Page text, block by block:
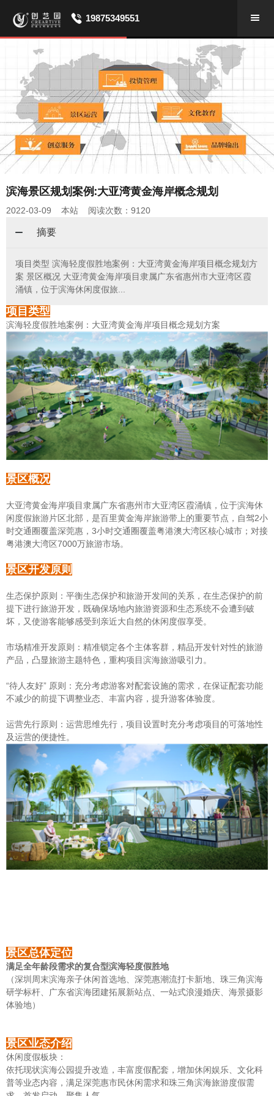
19875349551
滨海景区规划案例:大亚湾黄金海岸概念规划
2022-03-09 本站 阅读次数：9120
摘要
项目类型 滨海轻度假胜地案例：大亚湾黄金海岸项目概念规划方
案 景区概况 大亚湾黄金海岸项目隶属广东省惠州市大亚湾区霞
涌镇，位于滨海休闲度假旅...
项目类型
滨海轻度假胜地案例：大亚湾黄金海岸项目概念规划方案
景区概况
大亚湾黄金海岸项目隶属广东省惠州市大亚湾区霞涌镇，位于滨海休
闲度假旅游片区北部，是百里黄金海岸旅游带上的重要节点，自驾2小
时交通圈覆盖深莞惠，3小时交通圈覆盖粤港澳大湾区核心城市；对接
粤港澳大湾区7000万旅游市场。
景区开发原则
生态保护原则：平衡生态保护和旅游开发间的关系，在生态保护的前
提下进行旅游开发，既确保场地内旅游资源和生态系统不会遭到破
坏，又使游客能够感受到亲近大自然的休闲度假享受。
市场精准开发原则：精准锁定各个主体客群，精品开发针对性的旅游
产品，凸显旅游主题特色，重构项目滨海旅游吸引力。
“待人友好” 原则：充分考虑游客对配套设施的需求，在保证配套功能
不减少的前提下调整业态、丰富内容，提升游客体验度。
运营先行原则：运营思维先行，项目设置时充分考虑项目的可落地性
及运营的便捷性。
景区总体定位
满足全年龄段需求的复合型滨海轻度假胜地
（深圳周末滨海亲子休闲首选地、深莞惠潮流打卡新地、珠三角滨海
研学标杆、广东省滨海团建拓展新站点、一站式浪漫婚庆、海景摄影
体验地）
景区业态介绍
休闲度假板块：
依托现状滨海公园提升改造，丰富度假配套，增加休闲娱乐、文化科
普等业态内容，满足深莞惠市民休闲需求和珠三角滨海旅游度假需